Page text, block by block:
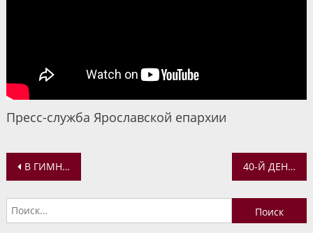
Пресс-служба Ярославской епархии
Навигация
по
записям
В ГИМНАЗИИ ПРОШЛА ТОРЖЕСТВЕННАЯ ЛИНЕЙКА, ПОСВЯЩЁННАЯ ОКОНЧАНИЮ ТРЕТЬЕЙ УЧЕБНОЙ ЧЕТВЕРТИ 40-Й ДЕНЬ СО ДНЯ ПРЕСТАВЛЕНИЯ ИГУМЕНИИ МИРОПИИ (ЮРЧЕНКОВОЙ)
Найти: